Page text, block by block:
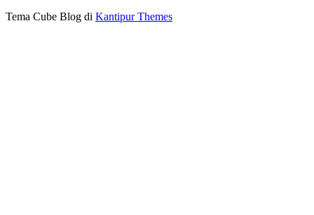
Tema Cube Blog di Kantipur Themes